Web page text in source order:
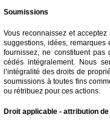
Soumissions
Vous reconnaissez et
suggestions, idées,
fournissez, ne constituent pas
cédés intégralement. Nous
l’intégralité des droits de
soumissions à toutes fins
ou rétribuez pour ces actions.
Droit applicable - attribution